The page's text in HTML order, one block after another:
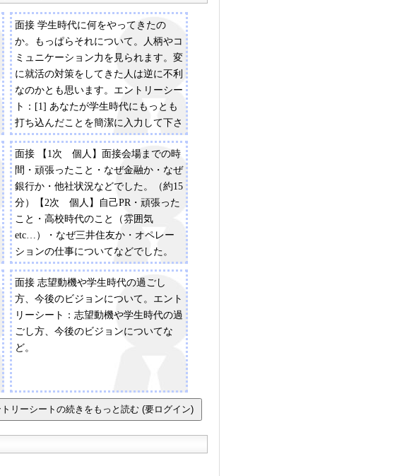
面接 学生時代に何をやってきたの
か。もっぱらそれについて。人柄やコ
ミュニケーション力を見られます。変
に就活の対策をしてきた人は逆に不利
なのかとも思います。エントリーシー
ト：[1] あなたが学生時代にもっとも
打ち込んだことを簡潔に入力して下さ
い。 （30字以内）[2] [1]の他にあなた
が学生時代に打ち込んだことがあれ
ば、簡潔に入力して下さい。（2つま
で） （30字以内）x 2[3] [1]で入力し
て頂いたことについて、その取組内容
と具体的なエピソードについて簡単に
入力して下さい。 （200字以内）4]
[3]で入力して頂いたエピソードにつ
いて、もっとも苦労した点は何でした
か？克服するためにあなた自身が取っ
た具体的な行動を、いつ、どこであっ
たことかを含めて入力して下さい。
（400字以内）[5] [3]で入力して頂い
たエピソードによって得られたものを
力して下さい。 （200字以内）・銀行
業務においてあなたが希望している部
面接 【1次 個人】面接会場までの時
間・頑張ったこと・なぜ金融か・なぜ
銀行か・他社状況などでした。（約15
分）【2次 個人】自己PR・頑張った
こと・高校時代のこと（雰囲気
etc…）・なぜ三井住友か・オペレー
ションの仕事についてなどでした。
（約20分）和やかな雰囲気で話しやす
かったです。
面接 志望動機や学生時代の過ごし
方、今後のビジョンについて。エント
リーシート：志望動機や学生時代の過
ごし方、今後のビジョンについてな
ど。